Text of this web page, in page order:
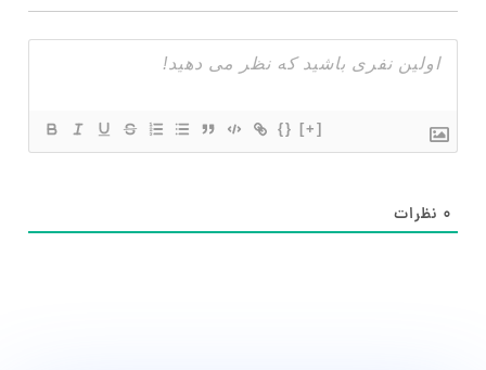
{} [+]
۰ نظرات